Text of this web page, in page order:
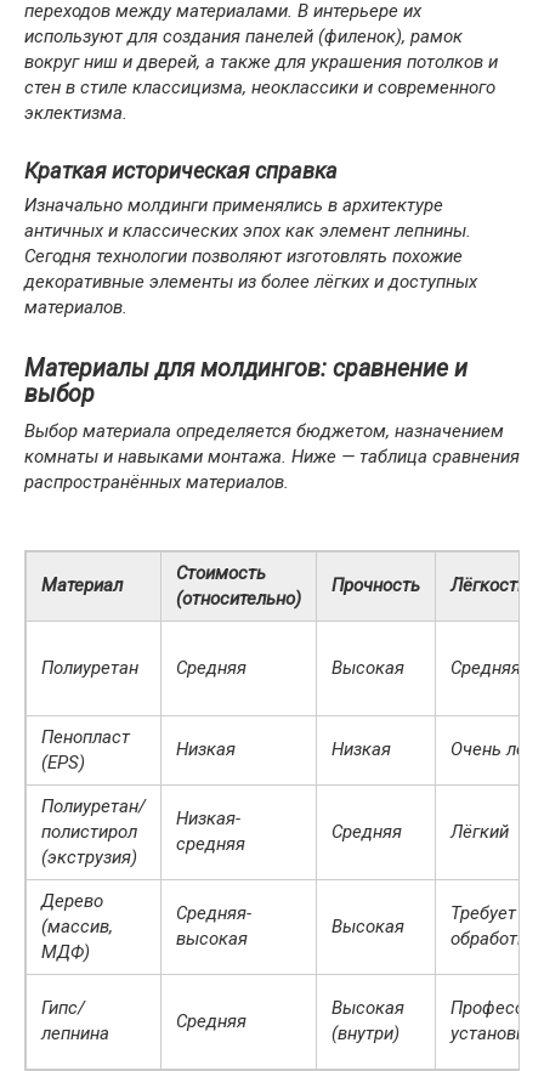
переходов между материалами. В интерьере их
используют для создания панелей (филенок), рамок
вокруг ниш и дверей, а также для украшения потолков и
стен в стиле классицизма, неоклассики и современного
эклектизма.
Краткая историческая справка
Изначально молдинги применялись в архитектуре
античных и классических эпох как элемент лепнины.
Сегодня технологии позволяют изготовлять похожие
декоративные элементы из более лёгких и доступных
материалов.
Материалы для молдингов: сравнение и
выбор
Выбор материала определяется бюджетом, назначением
комнаты и навыками монтажа. Ниже — таблица сравнения
распространённых материалов.
Материал
Стоимость
(относительно)
Прочность Лёгкость
Полиуретан Средняя Высокая Средняя
Пенопласт
(EPS)
Низкая Низкая Очень
Полиуретан/
полистирол
(экструзия)
Низкая-
средняя
Средняя Лёгкий
Дерево
(массив,
МДФ)
Средняя-
высокая
Высокая
Требует
обработки
Гипс/
лепнина
Средняя
Высокая
(внутри)
установка